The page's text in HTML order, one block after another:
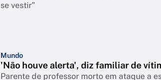
se vestir”
Mundo
'Não houve alerta', diz familiar de
Parente de professor morto em ataque a